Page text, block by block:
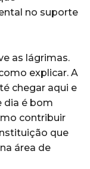
no suporte
as lágrimas.
explicar. A
chegar aqui e
dia é bom
contribuir
que
área de